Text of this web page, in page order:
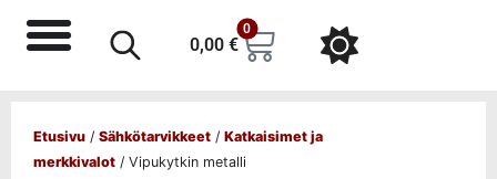
0,00 €
0
Etusivu / Sähkötarvikkeet / Katkaisimet ja
merkkivalot / Vipukytkin metalli